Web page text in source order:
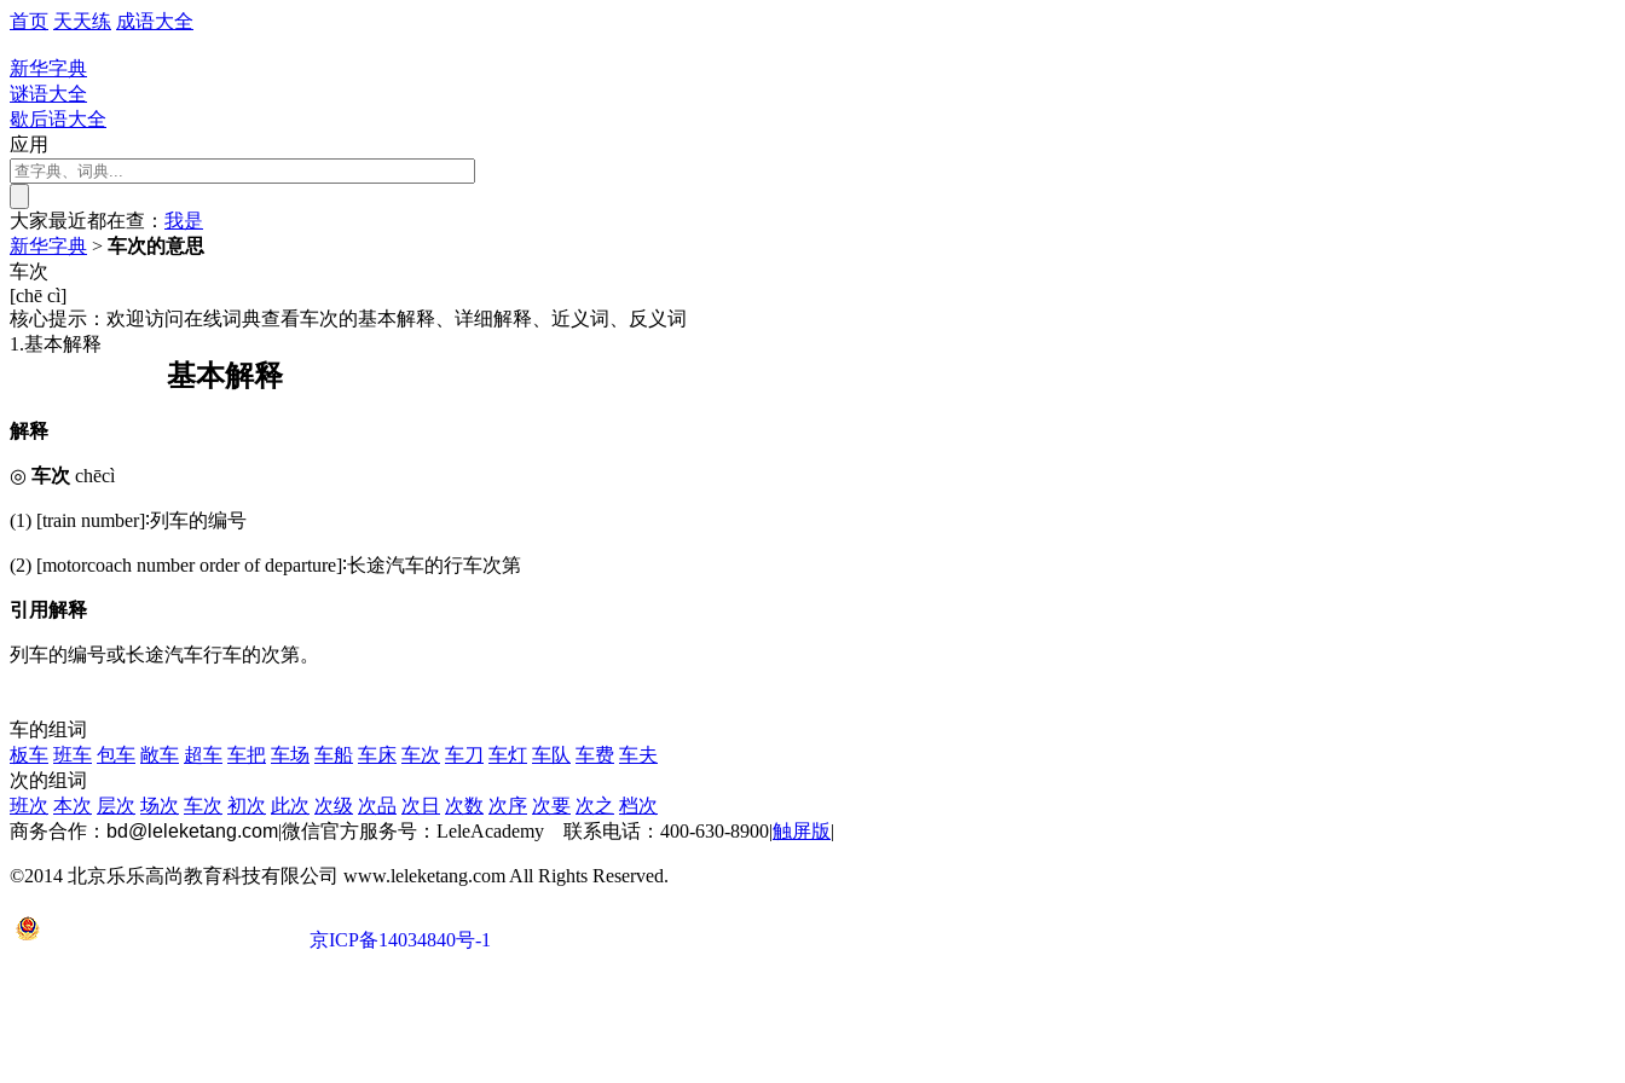
首页 天天练 成语大全
新华字典
谜语大全
歇后语大全
应用
大家最近都在查： 我是
新华字典 > 车次的意思
车次
[chē cì]
核心提示：欢迎访问在线词典查看车次的基本解释、详细解释、近义词、反义词
1.基本解释
基本解释
解释
◎ 车次 chēcì
(1) [train number]∶列车的编号
(2) [motorcoach number order of departure]∶长途汽车的行车次第
引用解释
列车的编号或长途汽车行车的次第。
车的组词
板车 班车 包车 敞车 超车 车把 车场 车船 车床 车次 车刀 车灯 车队 车费 车夫
次的组词
班次 本次 层次 场次 车次 初次 此次 次级 次品 次日 次数 次序 次要 次之 档次
商务合作： bd@leleketang.com|微信官方服务号：LeleAcademy 联系电话：400-630-8900|触屏版|
©2014 北京乐乐高尚教育科技有限公司 www.leleketang.com All Rights Reserved.
京ICP备14034840号-1